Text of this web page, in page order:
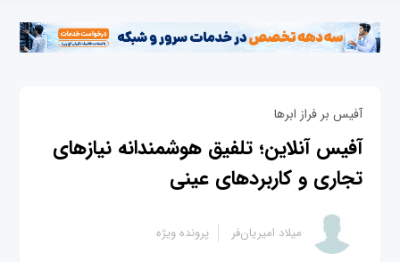
آفیس بر فراز ابرها
آفیس آنلاین؛ تلفیق هوشمندانه نیازهای
تجاری و کاربردهای عینی
میلاد امیریان‌فر پرونده ویژه